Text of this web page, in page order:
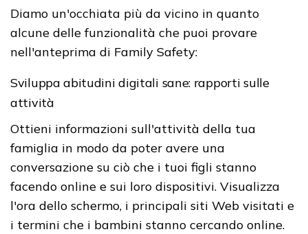
Diamo un'occhiata più da vicino in quanto
alcune delle funzionalità che puoi provare
nell'anteprima di Family Safety:
Sviluppa abitudini digitali sane: rapporti sulle
attività
Ottieni informazioni sull'attività della tua
famiglia in modo da poter avere una
conversazione su ciò che i tuoi figli stanno
facendo online e sui loro dispositivi. Visualizza
l'ora dello schermo, i principali siti Web visitati e
i termini che i bambini stanno cercando online.